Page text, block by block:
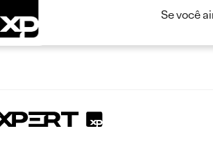
Se você